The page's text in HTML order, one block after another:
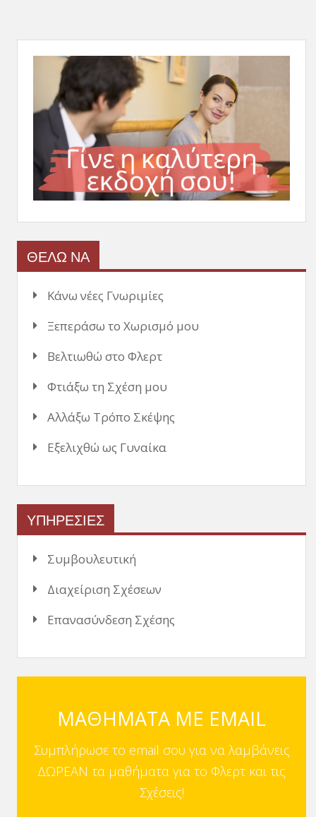
ΘΕΛΩ ΝΑ
Κάνω νέες Γνωριμίες
Ξεπεράσω το Χωρισμό μου
Βελτιωθώ στο Φλερτ
Φτιάξω τη Σχέση μου
Αλλάξω Τρόπο Σκέψης
Εξελιχθώ ως Γυναίκα
ΥΠΗΡΕΣΙΕΣ
Συμβουλευτική
Διαχείριση Σχέσεων
Επανασύνδεση Σχέσης
ΜΑΘΗΜΑΤΑ ΜΕ EMAIL
Συμπλήρωσε το email σου για να λαμβάνεις
ΔΩΡΕΑΝ τα μαθήματα για το Φλερτ και τις
Σχέσεις!